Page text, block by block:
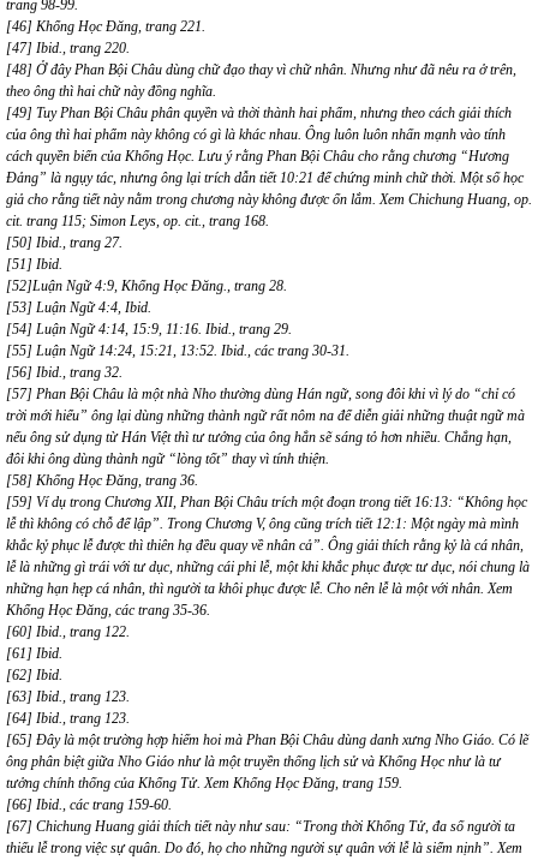
trang 98-99.
[46] Khổng Học Đăng, trang 221.
[47] Ibid., trang 220.
[48] Ở đây Phan Bội Châu dùng chữ đạo thay vì chữ nhân. Nhưng như đã nêu ra ở trên,
theo ông thì hai chữ này đồng nghĩa.
[49] Tuy Phan Bội Châu phân quyền và thời thành hai phẩm, nhưng theo cách giải thích
của ông thì hai phẩm này không có gì là khác nhau. Ông luôn luôn nhấn mạnh vào tính
cách quyền biến của Khổng Học. Lưu ý rằng Phan Bội Châu cho rằng chương “Hương
Đảng” là ngụy tác, nhưng ông lại trích dẫn tiết 10:21 để chứng minh chữ thời. Một số học
giả cho rằng tiết này nằm trong chương này không được ổn lắm. Xem Chichung Huang, op.
cit. trang 115; Simon Leys, op. cit., trang 168.
[50] Ibid., trang 27.
[51] Ibid.
[52]Luận Ngữ 4:9, Khổng Học Đăng., trang 28.
[53] Luận Ngữ 4:4, Ibid.
[54] Luận Ngữ 4:14, 15:9, 11:16. Ibid., trang 29.
[55] Luận Ngữ 14:24, 15:21, 13:52. Ibid., các trang 30-31.
[56] Ibid., trang 32.
[57] Phan Bội Châu là một nhà Nho thường dùng Hán ngữ, song đôi khi vì lý do “chỉ có
trời mới hiểu” ông lại dùng những thành ngữ rất nôm na để diễn giải những thuật ngữ mà
nếu ông sử dụng từ Hán Việt thì tư tưởng của ông hẳn sẽ sáng tỏ hơn nhiều. Chẳng hạn,
đôi khi ông dùng thành ngữ “lòng tốt” thay vì tính thiện.
[58] Khổng Học Đăng, trang 36.
[59] Ví dụ trong Chương XII, Phan Bội Châu trích một đoạn trong tiết 16:13: “Không học
lễ thì không có chỗ để lập”. Trong Chương V, ông cũng trích tiết 12:1: Một ngày mà mình
khắc kỷ phục lễ được thì thiên hạ đều quay về nhân cả”. Ông giải thích rằng kỷ là cá nhân,
lễ là những gì trái với tư dục, những cái phi lễ, một khi khắc phục được tư dục, nói chung là
những hạn hẹp cá nhân, thì người ta khôi phục được lễ. Cho nên lễ là một với nhân. Xem
Khổng Học Đăng, các trang 35-36.
[60] Ibid., trang 122.
[61] Ibid.
[62] Ibid.
[63] Ibid., trang 123.
[64] Ibid., trang 123.
[65] Đây là một trường hợp hiếm hoi mà Phan Bội Châu dùng danh xưng Nho Giáo. Có lẽ
ông phân biệt giữa Nho Giáo như là một truyền thống lịch sử và Khổng Học như là tư
tưởng chính thống của Khổng Tử. Xem Khổng Học Đăng, trang 159.
[66] Ibid., các trang 159-60.
[67] Chichung Huang giải thích tiết này như sau: “Trong thời Khổng Tử, đa số người ta
thiếu lễ trong việc sự quân. Do đó, họ cho những người sự quân với lễ là siểm nịnh”. Xem